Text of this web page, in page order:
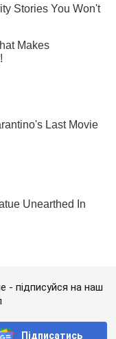
- підписуйся на наш
Підписатись